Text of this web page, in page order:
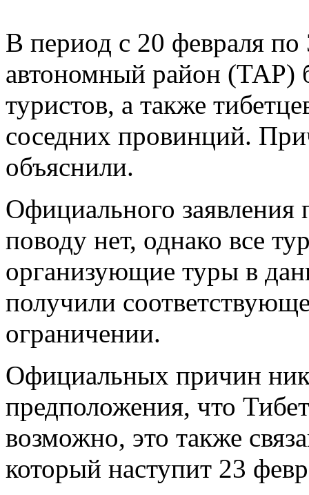
В период с 20 февраля по
автономный район (ТАР)
туристов, а также
соседних провинций.
объяснили.
Официального заявления
поводу нет, однако все
организующие туры в
получили
ограничении.
Официальных причин
предположения, что
возможно, это также
который наступит 23